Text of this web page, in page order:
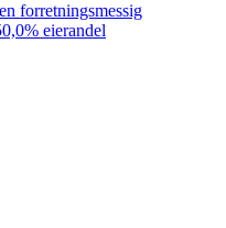
forretningsmessig
eierandel